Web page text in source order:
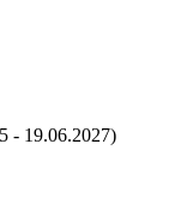
- 19.06.2027)